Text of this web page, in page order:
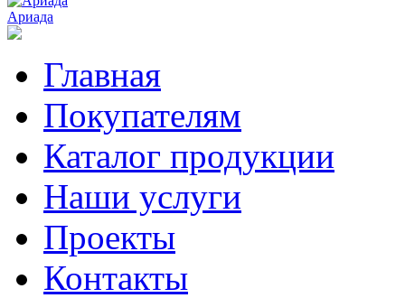
Ариада
Главная
Покупателям
Каталог продукции
Наши услуги
Проекты
Контакты